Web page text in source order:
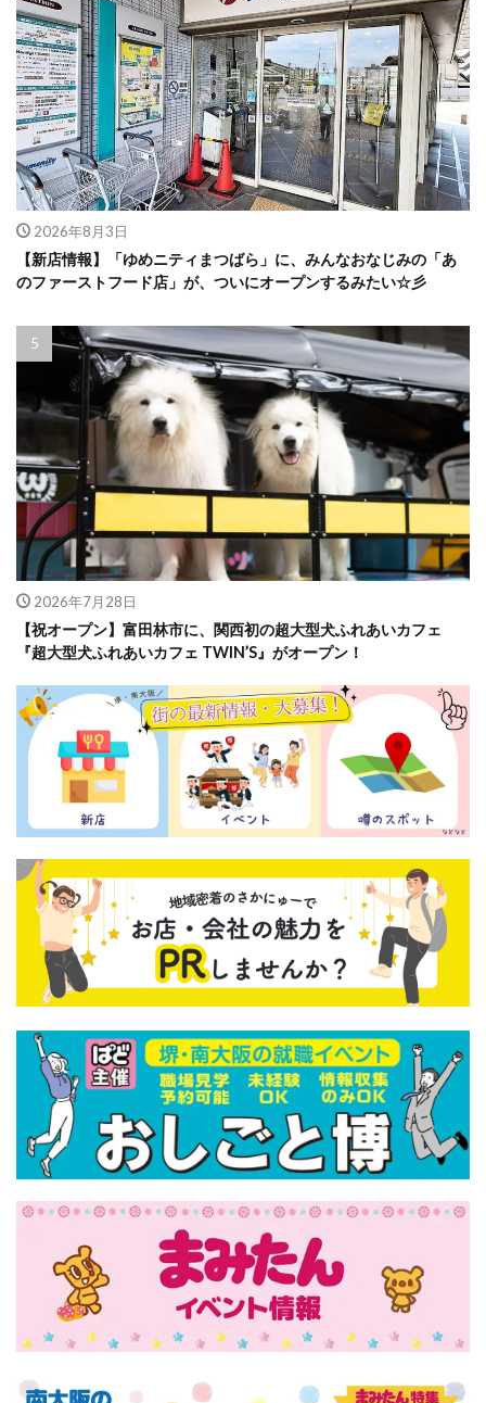
2026年8月3日
【新店情報】「ゆめニティまつばら」に、みんなおなじみの「あ
のファーストフード店」が、ついにオープンするみたい☆彡
2026年7月28日
【祝オープン】富田林市に、関西初の超大型犬ふれあいカフェ
『超大型犬ふれあいカフェ TWIN’S』がオープン！